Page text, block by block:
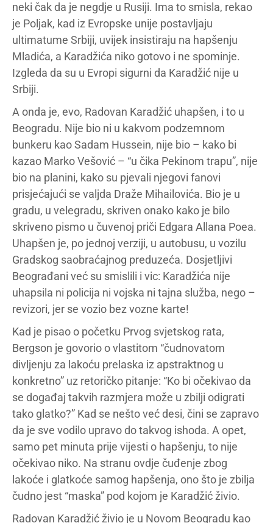
neki čak da je negdje u Rusiji. Ima to smisla, rekao
je Poljak, kad iz Evropske unije postavljaju
ultimatume Srbiji, uvijek insistiraju na hapšenju
Mladića, a Karadžića niko gotovo i ne spominje.
Izgleda da su u Evropi sigurni da Karadžić nije u
Srbiji.
A onda je, evo, Radovan Karadžić uhapšen, i to u
Beogradu. Nije bio ni u kakvom podzemnom
bunkeru kao Sadam Hussein, nije bio – kako bi
kazao Marko Vešović – “u čika Pekinom trapu”, nije
bio na planini, kako su pjevali njegovi fanovi
prisjećajući se valjda Draže Mihailovića. Bio je u
gradu, u velegradu, skriven onako kako je bilo
skriveno pismo u čuvenoj priči Edgara Allana Poea.
Uhapšen je, po jednoj verziji, u autobusu, u vozilu
Gradskog saobraćajnog preduzeća. Dosjetljivi
Beograđani već su smislili i vic: Karadžića nije
uhapsila ni policija ni vojska ni tajna služba, nego –
revizori, jer se vozio bez vozne karte!
Kad je pisao o početku Prvog svjetskog rata,
Bergson je govorio o vlastitom “čudnovatom
divljenju za lakoću prelaska iz apstraktnog u
konkretno” uz retoričko pitanje: “Ko bi očekivao da
se događaj takvih razmjera može u zbilji odigrati
tako glatko?” Kad se nešto već desi, čini se zapravo
da je sve vodilo upravo do takvog ishoda. A opet,
samo pet minuta prije vijesti o hapšenju, to nije
očekivao niko. Na stranu ovdje čuđenje zbog
lakoće i glatkoće samog hapšenja, ono što je zbilja
čudno jest “maska” pod kojom je Karadžić živio.
Radovan Karadžić živio je u Novom Beogradu kao